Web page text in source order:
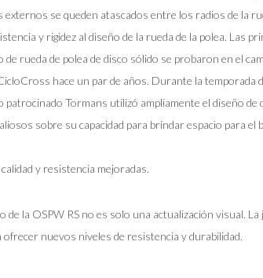
externos se queden atascados entre los radios de la
y rigidez al diseño de la rueda de la polea. Las
rueda de polea de disco sólido se probaron en el
hace un par de años. Durante la temporada
patrocinado Tormans utilizó ampliamente el diseño de
sobre su capacidad para brindar espacio para el
y resistencia mejoradas.
de la OSPW RS no es solo una actualización visual. La
ofrecer nuevos niveles de resistencia y durabilidad.